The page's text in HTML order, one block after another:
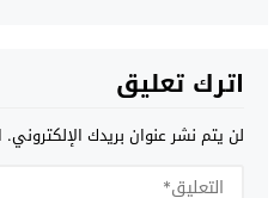
اترك تعليق
لن يتم نشر عنوان بريدك الإلكتروني.